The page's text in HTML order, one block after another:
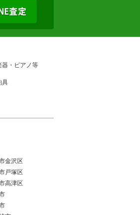
器・ピアノ等
具
金沢区
戸塚区
高津区